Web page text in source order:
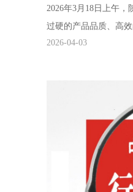
2026年3月18日上午
过硬的产品品质、高
秀供应商的荣誉称号。
2026-04-03